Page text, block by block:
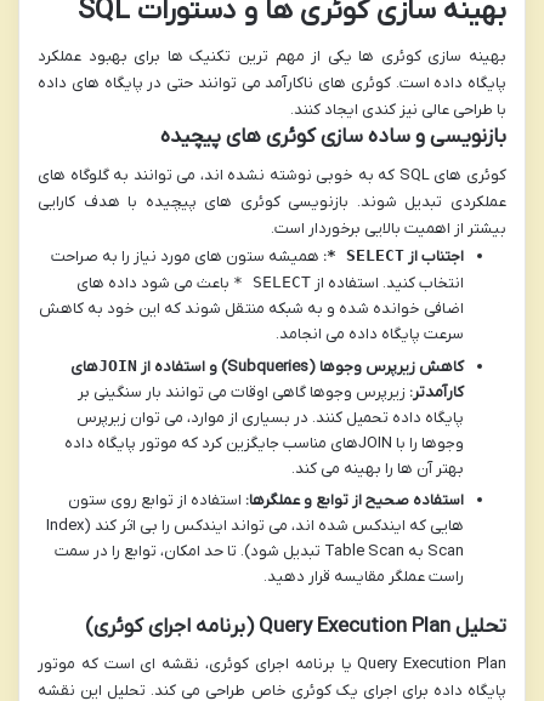
بهینه سازی کوئری ها و دستورات SQL
بهینه سازی کوئری ها یکی از مهم ترین تکنیک ها برای بهبود عملکرد
پایگاه داده است. کوئری های ناکارآمد می توانند حتی در پایگاه های داده
با طراحی عالی نیز کندی ایجاد کنند.
بازنویسی و ساده سازی کوئری های پیچیده
کوئری های SQL که به خوبی نوشته نشده اند، می توانند به گلوگاه های
عملکردی تبدیل شوند. بازنویسی کوئری های پیچیده با هدف کارایی
بیشتر از اهمیت بالایی برخوردار است.
اجتناب از SELECT *
: همیشه ستون های مورد نیاز را به صراحت
انتخاب کنید. استفاده از SELECT *
باعث می شود داده های
اضافی خوانده شده و به شبکه منتقل شوند که این خود به کاهش
سرعت پایگاه داده می انجامد.
کاهش زیرپرس وجوها (Subqueries) و استفاده از
JOINهای
کارآمدتر: زیرپرس وجوها گاهی اوقات می توانند بار سنگینی بر
پایگاه داده تحمیل کنند. در بسیاری از موارد، می توان زیرپرس
وجوها را با JOINهای مناسب جایگزین کرد که موتور پایگاه داده
بهتر آن ها را بهینه می کند.
استفاده صحیح از توابع و عملگرها: استفاده از توابع روی ستون
هایی که ایندکس شده اند، می تواند ایندکس را بی اثر کند (Index
Scan به Table Scan تبدیل شود). تا حد امکان، توابع را در سمت
راست عملگر مقایسه قرار دهید.
تحلیل Query Execution Plan (برنامه اجرای کوئری)
Query Execution Plan یا برنامه اجرای کوئری، نقشه ای است که موتور
پایگاه داده برای اجرای یک کوئری خاص طراحی می کند. تحلیل این نقشه